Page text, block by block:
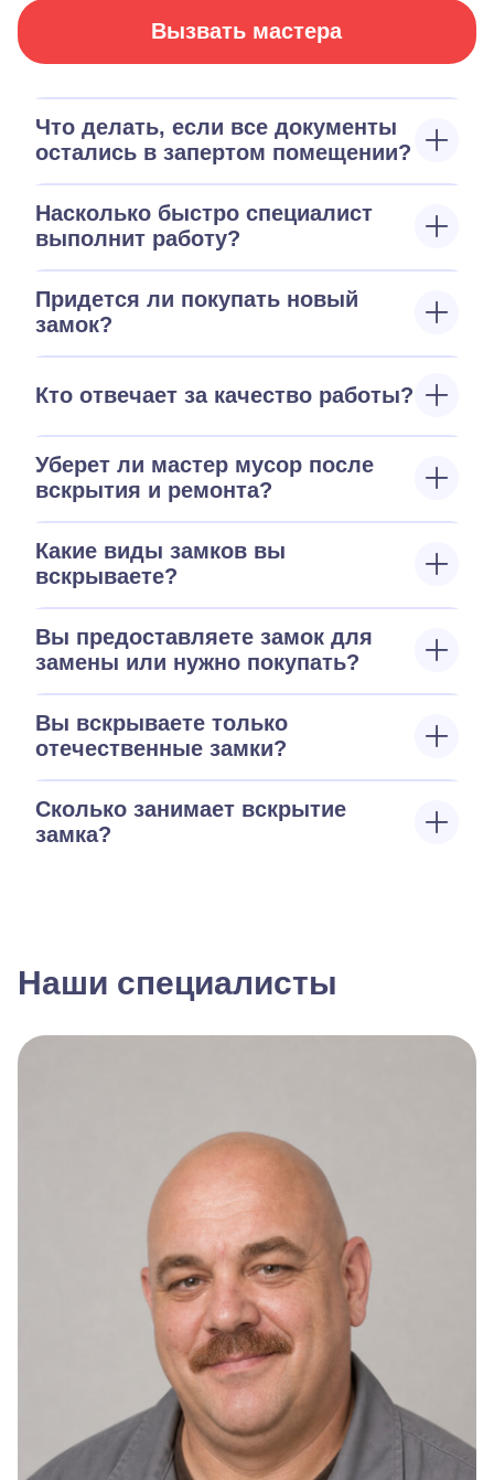
Вызвать мастера
Что делать, если все документы
остались в запертом помещении?
Насколько быстро специалист
выполнит работу?
Придется ли покупать новый
замок?
Кто отвечает за качество работы?
Уберет ли мастер мусор после
вскрытия и ремонта?
Какие виды замков вы
вскрываете?
Вы предоставляете замок для
замены или нужно покупать?
Вы вскрываете только
отечественные замки?
Сколько занимает вскрытие
замка?
Наши специалисты